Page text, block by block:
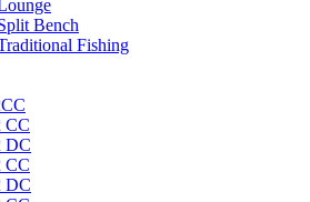
Bench
Fishing
CC
DC
CC
DC